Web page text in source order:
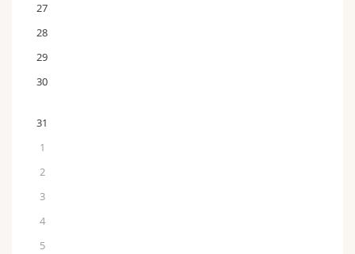
27
28
29
30
31
1
2
3
4
5